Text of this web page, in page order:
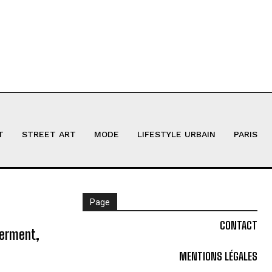
STREET ART MODE LIFESTYLE URBAIN PARIS
Page
CONTACT
MENTIONS LÉGALES